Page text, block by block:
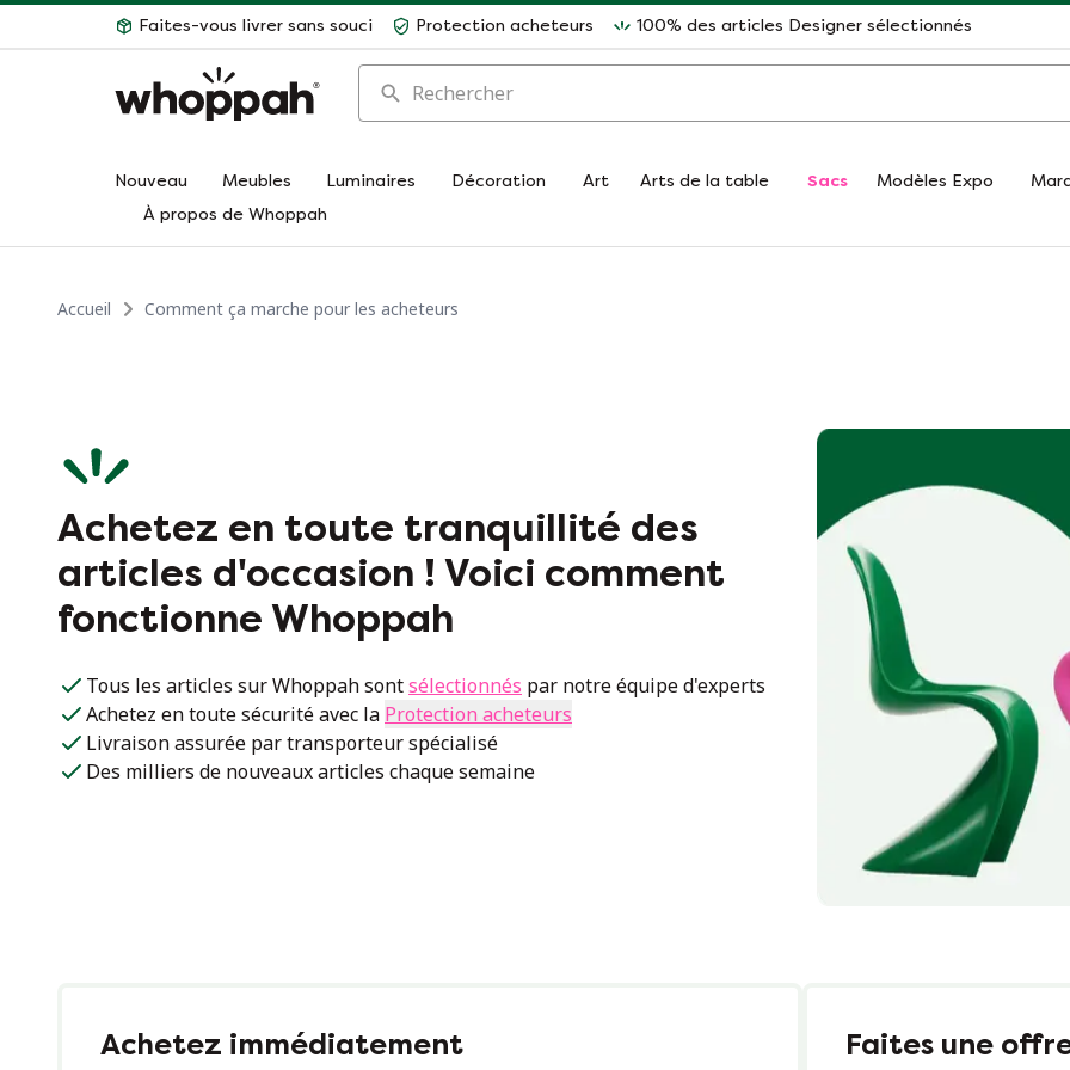
Faites-vous livrer sans souci Protection acheteurs 100% des articles Designer sélectionnés
Rechercher
Nouveau Meubles Luminaires Décoration Art Arts de la table Sacs Modèles Expo
À propos de Whoppah
Accueil Comment ça marche pour les acheteurs
Achetez en toute tranquillité des
articles d'occasion ! Voici comment
fonctionne Whoppah
Tous les articles sur Whoppah sontsélectionnés par notre équipe d'experts
Achetez en toute sécurité avec la Protection acheteurs
Livraison assurée par transporteur spécialisé
Des milliers de nouveaux articles chaque semaine
Achetez immédiatement Faites une